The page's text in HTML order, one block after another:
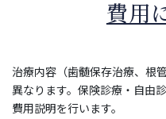
費用
治療内容（歯髄保存治療、根
異なります。保険診療・自由
費用説明を行います。